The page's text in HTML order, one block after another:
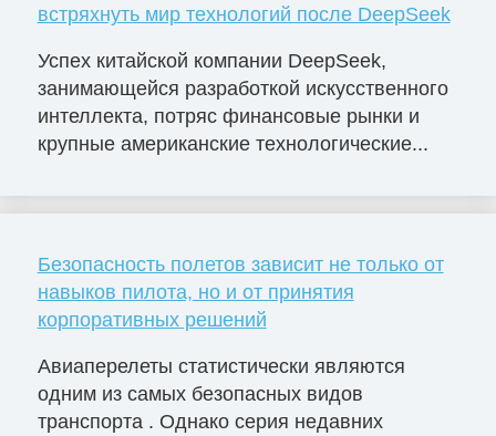
встряхнуть мир технологий после DeepSeek
Успех китайской компании DeepSeek,
занимающейся разработкой искусственного
интеллекта, потряс финансовые рынки и
крупные американские технологические...
Безопасность полетов зависит не только от
навыков пилота, но и от принятия
корпоративных решений
Авиаперелеты статистически являются
одним из самых безопасных видов
транспорта . Однако серия недавних